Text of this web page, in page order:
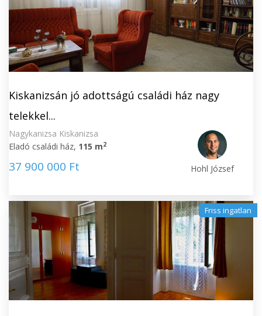
Kiskanizsán jó adottságú családi ház nagy
telekkel...
Nagykanizsa Kiskanizsa
Eladó családi ház, 115 m2
37 900 000 Ft Hohl József
Friss ingatlan